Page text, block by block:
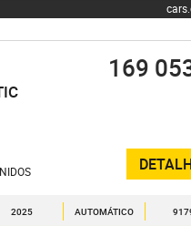
169
2025 AUTOMÁTICO